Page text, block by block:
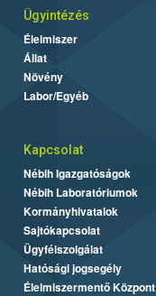
Ügyintézés
Élelmiszer
Állat
Növény
Labor/Egyéb
Kapcsolat
Nébih Igazgatóságok
Nébih Laboratóriumok
Kormányhivatalok
Sajtókapcsolat
Ügyfélszolgálat
Hatósági jogsegély
Élelmiszermentő Központ